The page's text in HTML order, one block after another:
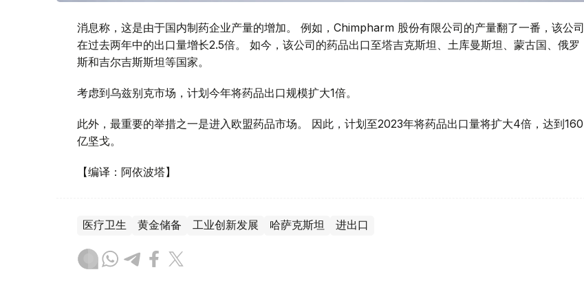
消息称，这是由于国内制药企业产量的增加。 例如，Chimpharm 股份有限公司的产量翻了一番，该公司
在过去两年中的出口量增长2.5倍。 如今，该公司的药品出口至塔吉克斯坦、土库曼斯坦、蒙古国、俄罗
斯和吉尔吉斯斯坦等国家。
考虑到乌兹别克市场，计划今年将药品出口规模扩大1倍。
此外，最重要的举措之一是进入欧盟药品市场。 因此，计划至2023年将药品出口量将扩大4倍，达到160
亿坚戈。
【编译：阿依波塔】
医疗卫生 黄金储备 工业创新发展 哈萨克斯坦 进出口